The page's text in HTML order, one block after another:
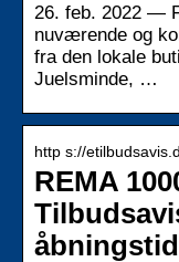
26. feb. 2022 —
nuværende og
fra den lokale
Juelsminde, …
http s://
REMA